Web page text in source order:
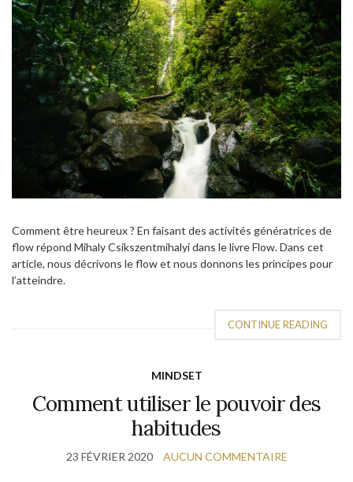
Comment être heureux ? En faisant des activités génératrices de
flow répond Mihaly Csikszentmihalyi dans le livre Flow. Dans cet
article, nous décrivons le flow et nous donnons les principes pour
l’atteindre.
CONTINUE READING
MINDSET
Comment utiliser le pouvoir des
habitudes
23 FÉVRIER 2020 AUCUN COMMENTAIRE